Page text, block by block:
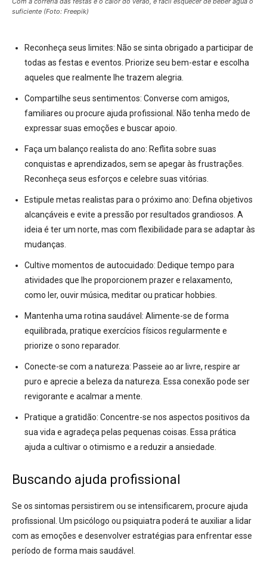
suficiente (Foto: Freepik)
Reconheça seus limites: Não se sinta obrigado a participar de
todas as festas e eventos. Priorize seu bem-estar e escolha
aqueles que realmente lhe trazem alegria.
Compartilhe seus sentimentos: Converse com amigos,
familiares ou procure ajuda profissional. Não tenha medo de
expressar suas emoções e buscar apoio.
Faça um balanço realista do ano: Reflita sobre suas
conquistas e aprendizados, sem se apegar às frustrações.
Reconheça seus esforços e celebre suas vitórias.
Estipule metas realistas para o próximo ano: Defina objetivos
alcançáveis e evite a pressão por resultados grandiosos. A
ideia é ter um norte, mas com flexibilidade para se adaptar às
mudanças.
Cultive momentos de autocuidado: Dedique tempo para
atividades que lhe proporcionem prazer e relaxamento,
como ler, ouvir música, meditar ou praticar hobbies.
Mantenha uma rotina saudável: Alimente-se de forma
equilibrada, pratique exercícios físicos regularmente e
priorize o sono reparador.
Conecte-se com a natureza: Passeie ao ar livre, respire ar
puro e aprecie a beleza da natureza. Essa conexão pode ser
revigorante e acalmar a mente.
Pratique a gratidão: Concentre-se nos aspectos positivos da
sua vida e agradeça pelas pequenas coisas. Essa prática
ajuda a cultivar o otimismo e a reduzir a ansiedade.
Buscando ajuda profissional
Se os sintomas persistirem ou se intensificarem, procure ajuda
profissional. Um psicólogo ou psiquiatra poderá te auxiliar a lidar
com as emoções e desenvolver estratégias para enfrentar esse
período de forma mais saudável.